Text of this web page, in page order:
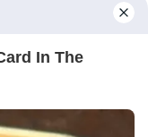
Pedoman Media Siber